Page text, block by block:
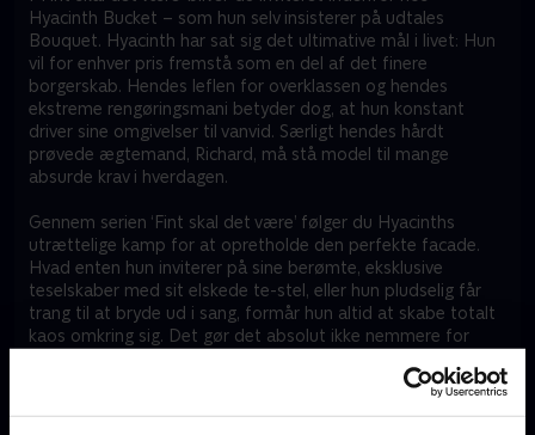
Hyacinth Bucket – som hun selv insisterer på udtales
Bouquet. Hyacinth har sat sig det ultimative mål i livet: Hun
vil for enhver pris fremstå som en del af det finere
borgerskab. Hendes leflen for overklassen og hendes
ekstreme rengøringsmani betyder dog, at hun konstant
driver sine omgivelser til vanvid. Særligt hendes hårdt
prøvede ægtemand, Richard, må stå model til mange
absurde krav i hverdagen.
Gennem serien ‘Fint skal det være’ følger du Hyacinths
utrættelige kamp for at opretholde den perfekte facade.
Hvad enten hun inviterer på sine berømte, eksklusive
teselskaber med sit elskede te-stel, eller hun pludselig får
trang til at bryde ud i sang, formår hun altid at skabe totalt
kaos omkring sig. Det gør det absolut ikke nemmere for
fra arbejderklassen konstant dukker op og truer med at